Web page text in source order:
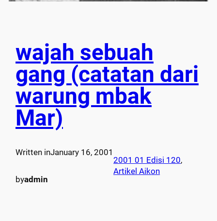
wajah sebuah
gang (catatan dari
warung mbak
Mar)
Written inJanuary 16, 2001
byadmin
2001 01 Edisi 120
Artikel Aikon